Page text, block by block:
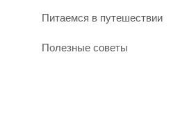
Питаемся в путешествии
Полезные советы